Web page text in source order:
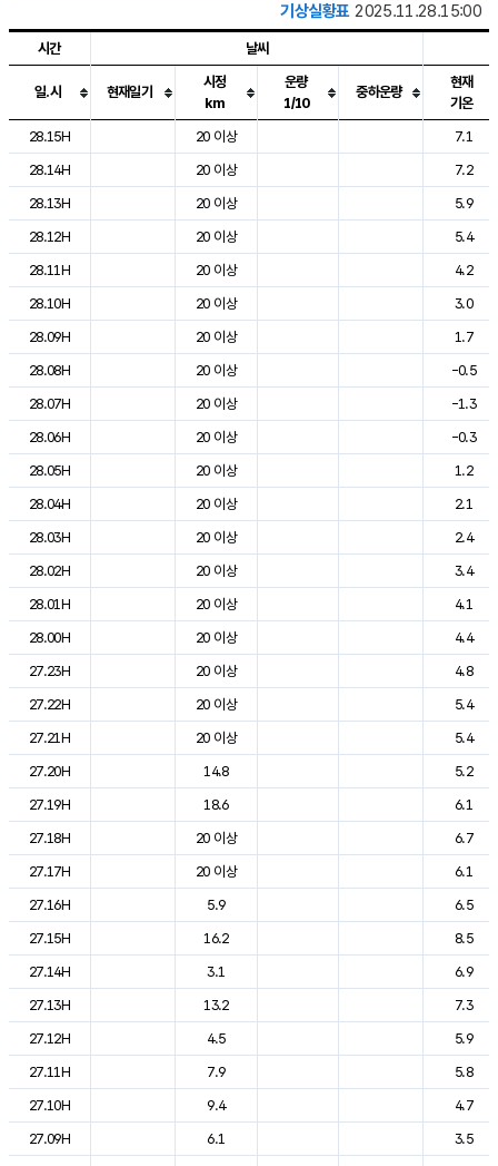
기상실황표 2025.11.28.15:00
도시별 기상실황표로 지점, 날씨, 기온, 강수, 바람, 기압등을 안내한 표입
시간 날씨
일.시 현재일기
시정
km
운량
1/10
중하운량
현재
기온
28.15H
20 이상
7.1
28.14H
20 이상
7.2
28.13H
20 이상
5.9
28.12H
20 이상
5.4
28.11H
20 이상
4.2
28.10H
20 이상
3.0
28.09H
20 이상
1.7
28.08H
20 이상
-0.5
28.07H
20 이상
-1.3
28.06H
20 이상
-0.3
28.05H
20 이상
1.2
28.04H
20 이상
2.1
28.03H
20 이상
2.4
28.02H
20 이상
3.4
28.01H
20 이상
4.1
28.00H
20 이상
4.4
27.23H
20 이상
4.8
27.22H
20 이상
5.4
27.21H
20 이상
5.4
27.20H
14.8
5.2
27.19H
18.6
6.1
27.18H
20 이상
6.7
27.17H
20 이상
6.1
27.16H
5.9
6.5
27.15H
16.2
8.5
27.14H
3.1
6.9
27.13H
13.2
7.3
27.12H
4.5
5.9
27.11H
7.9
5.8
27.10H
9.4
4.7
27.09H
6.1
3.5